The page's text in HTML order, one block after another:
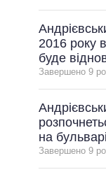
2016 року
буде
Завершено 9
на
Завершено 9